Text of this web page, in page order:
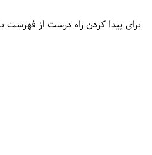
برای پیدا کردن راه درست از فهرست